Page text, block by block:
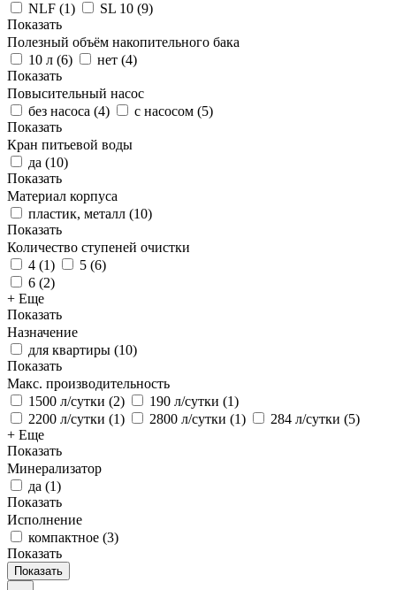
NLF (1) SL 10 (9)
Показать
Полезный объём накопительного бака
10 л (6) нет (4)
Показать
Повысительный насос
без насоса (4) с насосом (5)
Показать
Кран питьевой воды
да (10)
Показать
Материал корпуса
пластик, металл (10)
Показать
Количество ступеней очистки
4 (1) 5 (6)
6 (2)
+ Еще
Показать
Назначение
для квартиры (10)
Показать
Макс. производительность
1500 л/сутки (2) 190 л/сутки (1)
2200 л/сутки (1) 2800 л/сутки (1) 284 л/сутки (5)
+ Еще
Показать
Минерализатор
да (1)
Показать
Исполнение
компактное (3)
Показать
Показать